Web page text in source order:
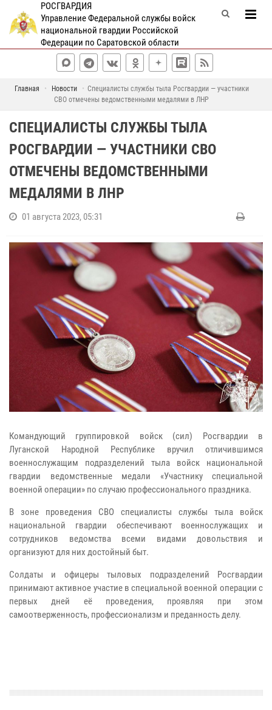
РОСГВАРДИЯ
Управление Федеральной службы войск
национальной гвардии Российской
Федерации по Саратовской области
Главная Новости
Специалисты службы тыла Росгвардии — участники
СВО отмечены ведомственными медалями в ЛНР
СПЕЦИАЛИСТЫ СЛУЖБЫ ТЫЛА
РОСГВАРДИИ — УЧАСТНИКИ СВО
ОТМЕЧЕНЫ ВЕДОМСТВЕННЫМИ
МЕДАЛЯМИ В ЛНР
01 августа 2023, 05:31
Командующий группировкой войск (сил) Росгвардии в
Луганской Народной Республике вручил отличившимся
военнослужащим подразделений тыла войск национальной
гвардии ведомственные медали «Участнику специальной
военной операции» по случаю профессионального праздника.
В зоне проведения СВО специалисты службы тыла войск
национальной гвардии обеспечивают военнослужащих и
сотрудников ведомства всеми видами довольствия и
организуют для них достойный быт.
Солдаты и офицеры тыловых подразделений Росгвардии
принимают активное участие в специальной военной операции с
первых дней её проведения, проявляя при этом
самоотверженность, профессионализм и преданность делу.